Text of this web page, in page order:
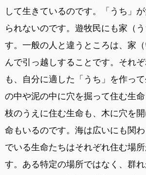
して生きているのです。「うち」
られないのです。遊牧民にも家（
す。一般の人と違うところは、家
んで引っ越しすることです。それ
も、自分に適した「うち」を作っ
の中や泥の中に穴を掘って住む生
枝のうえに住む生命も、木に穴を
命もいるのです。海は広いにも関
でいる生命たちはそれぞれ住む場
す。ある特定の場所ではなく、群